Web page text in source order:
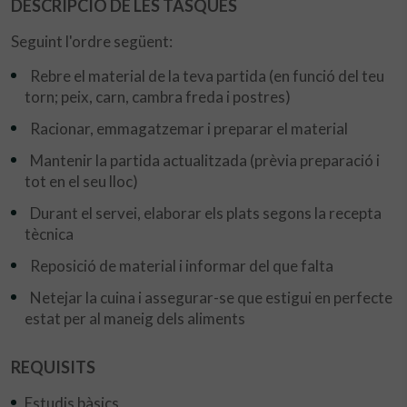
DESCRIPCIÓ DE LES TASQUES
Seguint l'ordre següent:
Rebre el material de la teva partida (en funció del teu
torn; peix, carn, cambra freda i postres)
Racionar, emmagatzemar i preparar el material
Mantenir la partida actualitzada (prèvia preparació i
tot en el seu lloc)
Durant el servei, elaborar els plats segons la recepta
tècnica
Reposició de material i informar del que falta
Netejar la cuina i assegurar-se que estigui en perfecte
estat per al maneig dels aliments
REQUISITS
Estudis bàsics